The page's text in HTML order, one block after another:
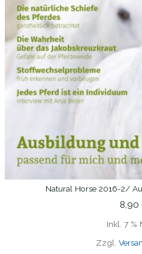
IN DEN
Natural Horse 2016-2/
8,90
Inkl. 7 %
Zzgl.